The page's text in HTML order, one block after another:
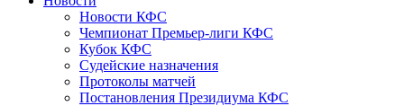
Новости КФС
Чемпионат Премьер-лиги КФС
Кубок КФС
Судейские назначения
Протоколы матчей
Постановления Президиума КФС